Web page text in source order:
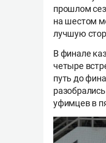
прошлом
на шестом
лучшую
В финале
четыре
путь до
уфимцев в